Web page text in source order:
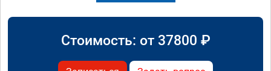
Стоимость: от 37800 ₽